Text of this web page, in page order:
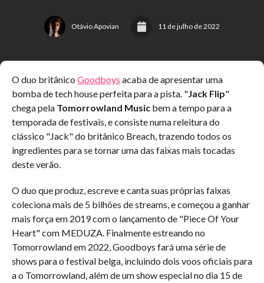
Otávio Apovian 11 de julho de 2022
O duo britânico Goodboys acaba de apresentar uma
bomba de tech house perfeita para a pista. "Jack Flip"
chega pela Tomorrowland Music bem a tempo para a
temporada de festivais, e consiste numa releitura do
clássico "Jack" do britânico Breach, trazendo todos os
ingredientes para se tornar uma das faixas mais tocadas
deste verão.
O duo que produz, escreve e canta suas próprias faixas
coleciona mais de 5 bilhões de streams, e começou a ganhar
mais força em 2019 com o lançamento de "Piece Of Your
Heart" com MEDUZA. Finalmente estreando no
Tomorrowland em 2022, Goodboys fará uma série de
shows para o festival belga, incluindo dois voos oficiais para
a o Tomorrowland, além de um show especial no dia 15 de